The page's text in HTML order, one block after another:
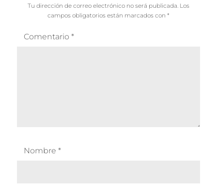
Tu dirección de correo electrónico no será publicada. Los
campos obligatorios están marcados con *
Comentario *
Nombre *